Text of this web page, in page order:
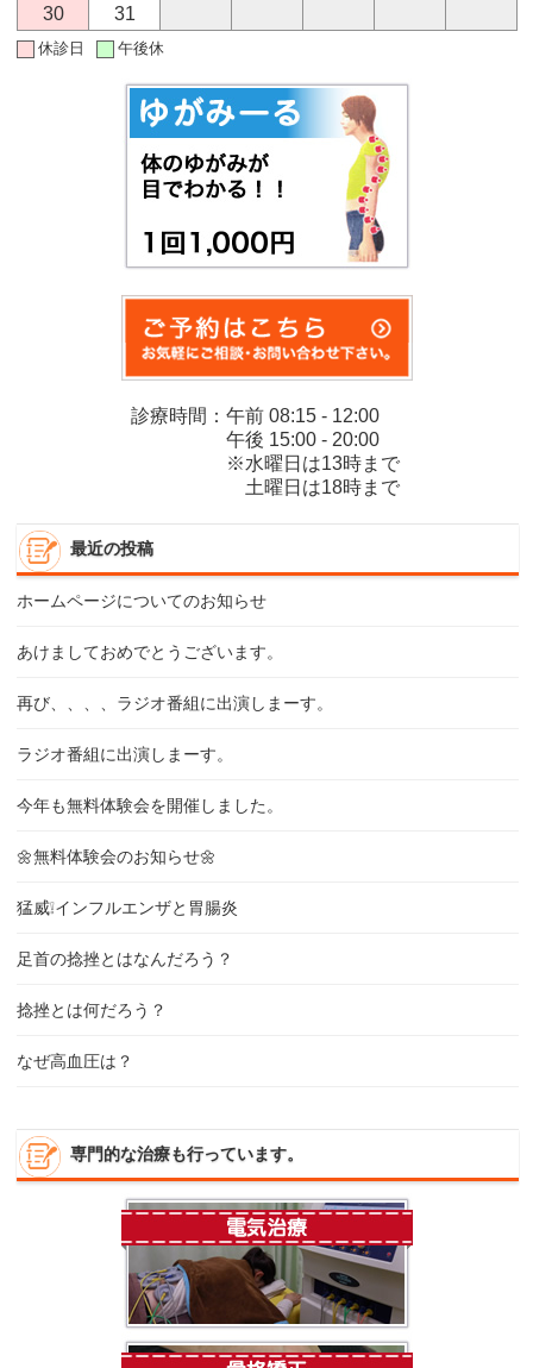
30
31
休診日 午後休
診療時間：午前 08:15 - 12:00
午後 15:00 - 20:00
※水曜日は13時まで
土曜日は18時まで
最近の投稿
ホームページについてのお知らせ
あけましておめでとうございます。
再び、、、、ラジオ番組に出演しまーす。
ラジオ番組に出演しまーす。
今年も無料体験会を開催しました。
🌼無料体験会のお知らせ🌼
猛威❕インフルエンザと胃腸炎
足首の捻挫とはなんだろう？
捻挫とは何だろう？
なぜ高血圧は？
専門的な治療も行っています。